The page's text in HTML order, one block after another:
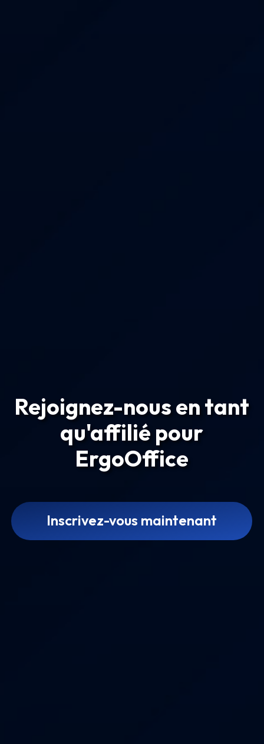
Rejoignez-nous en tant
qu'affilié pour
ErgoOffice
Inscrivez-vous maintenant